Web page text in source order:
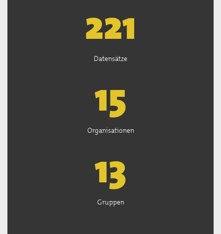
222
Datensätze
15
Organisationen
13
Gruppen